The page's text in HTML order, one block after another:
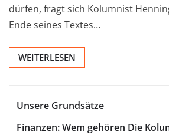
dürfen, fragt sich Kolumnist
Ende seines Textes…
WEITERLESEN
Unsere Grundsätze
Finanzen: Wem gehören Die